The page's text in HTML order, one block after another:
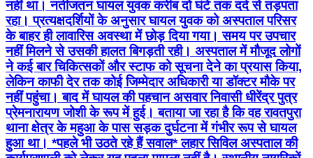
नहीं था। नतीजतन घायल युवक करीब दो घंटे तक दर्द से तड़पता
रहा। प्रत्यक्षदर्शियों के अनुसार घायल युवक को अस्पताल परिसर
के बाहर ही लावारिस अवस्था में छोड़ दिया गया। समय पर उपचार
नहीं मिलने से उसकी हालत बिगड़ती रही। अस्पताल में मौजूद लोगों
ने कई बार चिकित्सकों और स्टाफ को सूचना देने का प्रयास किया,
लेकिन काफी देर तक कोई जिम्मेदार अधिकारी या डॉक्टर मौके पर
नहीं पहुंचा। बाद में घायल की पहचान असवार निवासी धीरेंद्र पुत्र
प्रेमनारायण जोशी के रूप में हुई। बताया जा रहा है कि वह रावतपुरा
थाना क्षेत्र के महुआ के पास सड़क दुर्घटना में गंभीर रूप से घायल
हुआ था। *पहले भी उठते रहे हैं सवाल* लहार सिविल अस्पताल की